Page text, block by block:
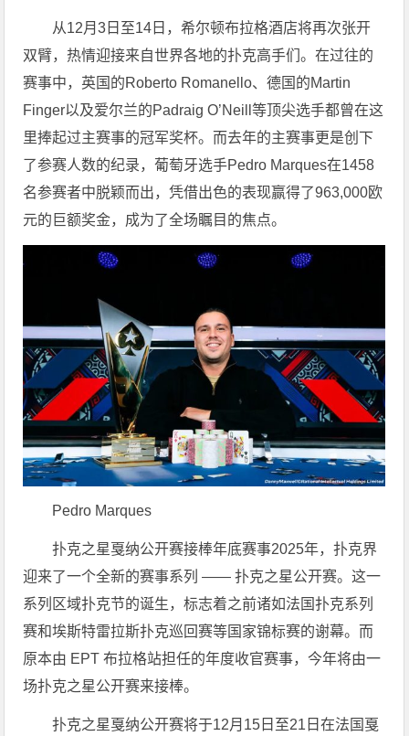
从12月3日至14日，希尔顿布拉格酒店将再次张开
双臂，热情迎接来自世界各地的扑克高手们。在过往的
赛事中，英国的Roberto Romanello、德国的Martin
Finger以及爱尔兰的Padraig O’Neill等顶尖选手都曾在这
里捧起过主赛事的冠军奖杯。而去年的主赛事更是创下
了参赛人数的纪录，葡萄牙选手Pedro Marques在1458
名参赛者中脱颖而出，凭借出色的表现赢得了963,000欧
元的巨额奖金，成为了全场瞩目的焦点。
Pedro Marques
扑克之星戛纳公开赛接棒年底赛事2025年，扑克界
迎来了一个全新的赛事系列 —— 扑克之星公开赛。这一
系列区域扑克节的诞生，标志着之前诸如法国扑克系列
赛和埃斯特雷拉斯扑克巡回赛等国家锦标赛的谢幕。而
原本由 EPT 布拉格站担任的年度收官赛事，今年将由一
场扑克之星公开赛来接棒。
扑克之星戛纳公开赛将于12月15日至21日在法国戛